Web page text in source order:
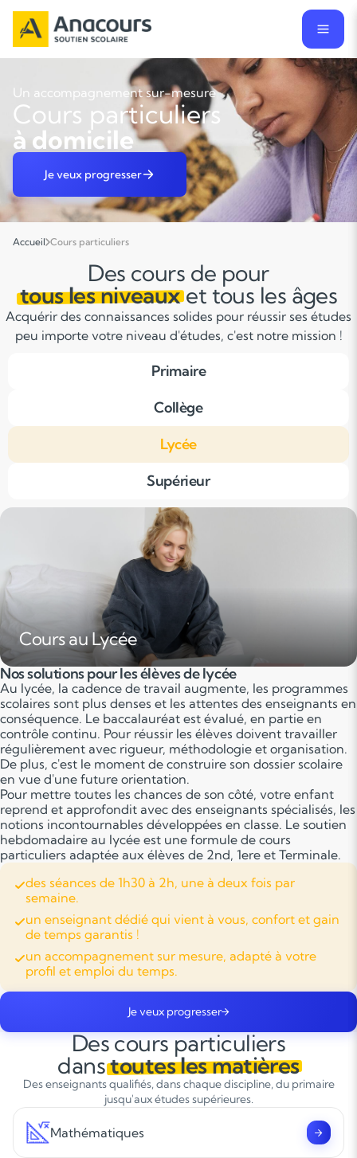
Un accompagnement sur-mesure
Cours particuliers
à domicile
Je veux progresser
Accueil Cours particuliers
Des cours de pour
tous les niveauxet tous les âges
Acquérir des connaissances solides pour réussir ses études
peu importe votre niveau d'études, c'est notre mission !
Primaire
Collège
Lycée
Supérieur
Cours au Lycée
Nos solutions pour les élèves de lycée
Au lycée, la cadence de travail augmente, les programmes
scolaires sont plus denses et les attentes des enseignants en
conséquence. Le baccalauréat est évalué, en partie en
contrôle continu. Pour réussir les élèves doivent travailler
régulièrement avec rigueur, méthodologie et organisation.
De plus, c'est le moment de construire son dossier scolaire
en vue d'une future orientation.
Pour mettre toutes les chances de son côté, votre enfant
reprend et approfondit avec des enseignants spécialisés, les
notions incontournables développées en classe. Le soutien
hebdomadaire au lycée est une formule de cours
particuliers adaptée aux élèves de 2nd, 1ere et Terminale.
des séances de 1h30 à 2h, une à deux fois par
semaine.
un enseignant dédié qui vient à vous, confort et gain
de temps garantis !
un accompagnement sur mesure, adapté à votre
profil et emploi du temps.
Je veux progresser
Des cours particuliers
danstoutes les matières
Des enseignants qualifiés, dans chaque discipline, du primaire
jusqu'aux études supérieures.
Mathématiques